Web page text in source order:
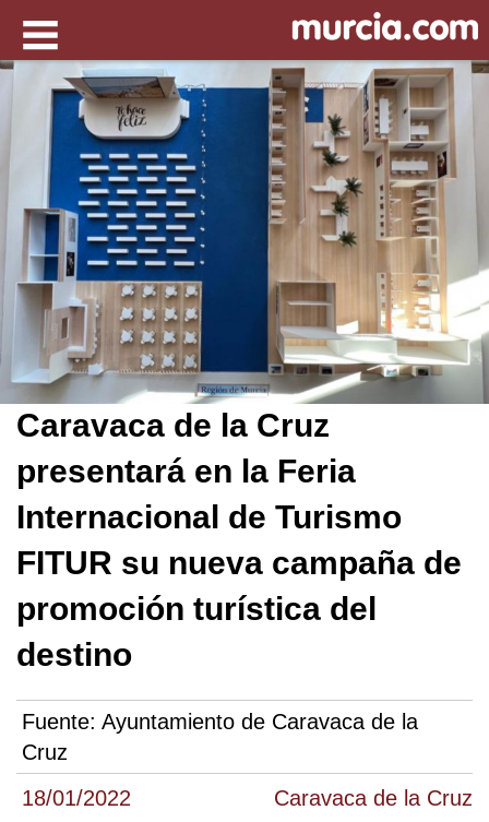
18/01/2022 Caravaca de la Cruz
Caravaca de la Cruz
presentará en la Feria
Internacional de Turismo
FITUR su nueva campaña de
promoción turística del
destino
Fuente: Ayuntamiento de Caravaca de la
Cruz